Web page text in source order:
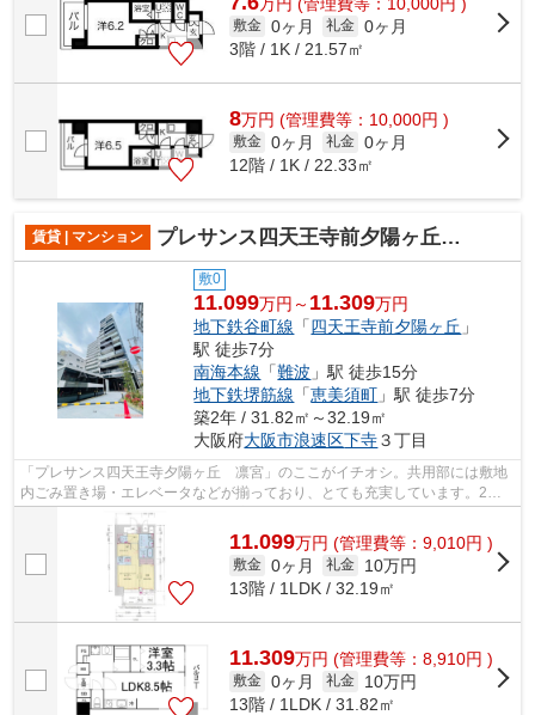
敷金 0ヶ月 礼金 0ヶ月
3階 / 1K / 21.57㎡
8万円 (管理費等：10,000円 )
敷金 0ヶ月 礼金 0ヶ月
12階 / 1K / 22.33㎡
賃貸 | マンション プレサンス四天王寺前夕陽ヶ丘 凛宮
敷0
11.099万円～ 11.309万円
地下鉄谷町線 「四天王寺前夕陽ヶ丘 」
駅 徒歩7分
南海本線 「難波 」駅 徒歩15分
地下鉄堺筋線 「恵美須町 」駅 徒歩7分
築2年 / 31.82㎡～32.19㎡
大阪府大阪市浪速区下寺３丁目
「プレサンス四天王寺夕陽ヶ丘 凛宮」のここがイチオシ。共用部には敷地
内ごみ置き場・エレベータなどが揃っており、とても充実しています。2駅
利用可能なので、用途や行き先に応じて...
11.099万円 (管理費等：9,010円 )
敷金 0ヶ月 礼金
10万円
13階 / 1LDK / 32.19㎡
11.309万円 (管理費等：8,910円 )
敷金 0ヶ月 礼金
10万円
13階 / 1LDK / 31.82㎡